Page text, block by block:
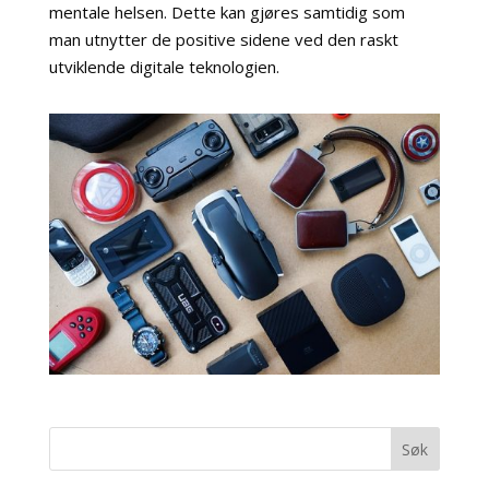
mentale helsen. Dette kan gjøres samtidig som
man utnytter de positive sidene ved den raskt
utviklende digitale teknologien.